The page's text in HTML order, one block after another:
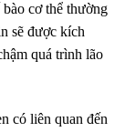
cơ thể thường
sẽ được kích
quá trình lão
có liên quan đến